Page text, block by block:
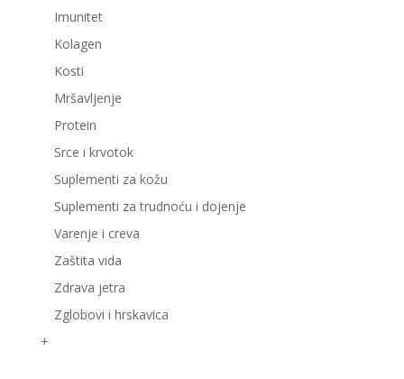
Imunitet
Kolagen
Kosti
Mršavljenje
Protein
Srce i krvotok
Suplementi za kožu
Suplementi za trudnoću i dojenje
Varenje i creva
Zaštita vida
Zdrava jetra
Zglobovi i hrskavica
+